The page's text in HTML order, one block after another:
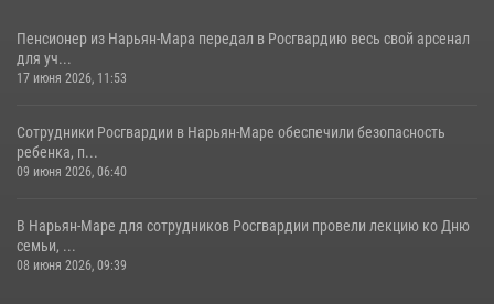
Пенсионер из Нарьян-Мара передал в Росгвардию весь свой арсенал
для уч...
17 июня 2026, 11:53
Сотрудники Росгвардии в Нарьян-Маре обеспечили безопасность
ребенка, п...
09 июня 2026, 06:40
В Нарьян-Маре для сотрудников Росгвардии провели лекцию ко Дню
семьи, ...
08 июня 2026, 09:39